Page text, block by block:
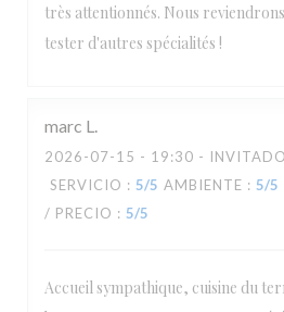
très attentionnés. Nous
tester d'autres spécialités !
marc L
2026-07-15 - 19:30 -
SERVICIO : 5/5 AMBIENTE : 5/5
/ PRECIO : 5/5
Accueil sympathique, cuisine du